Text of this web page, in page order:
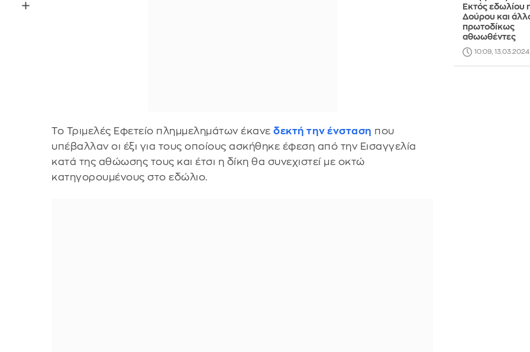
Το Τριμελές Εφετείο πλημμελημάτων έκανεδεκτή την ένσταση που
υπέβαλλαν οι έξι για τους οποίους ασκήθηκε έφεση από την Εισαγγελία
κατά της αθώωσης τους και έτσι η δίκη θα συνεχιστεί με οκτώ
κατηγορουμένους στο εδώλιο.
Εκτός εδωλίου
Δούρου και
πρωτοδίκως
αθωωθέντες
10:09, 13.03.2024